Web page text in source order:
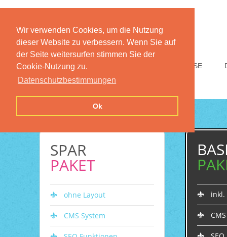
Wir verwenden Cookies, um die Nutzung
dieser Website zu verbessern. Wenn Sie auf
der Seite weitersurfen stimmen Sie der
Cookie-Nutzung zu.
Datenschutzbestimmungen
Ok
HOME PREISE
SPAR
PAKET
ohne Layout
CMS System
inkl.